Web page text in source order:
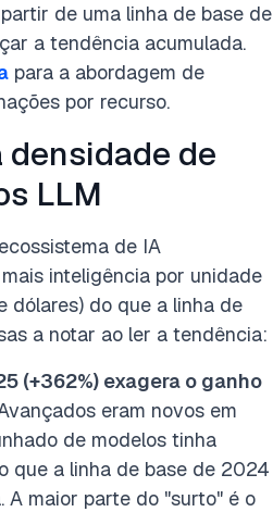
de uma linha de base de
a tendência acumulada.
para a abordagem de
por recurso.
densidade de
LLM
de IA
inteligência por unidade
dólares) do que a linha de
a notar ao ler a tendência:
(+362%) exagera o ganho
eram novos em
de modelos tinha
que a linha de base de 2024
A maior parte do "surto" é o